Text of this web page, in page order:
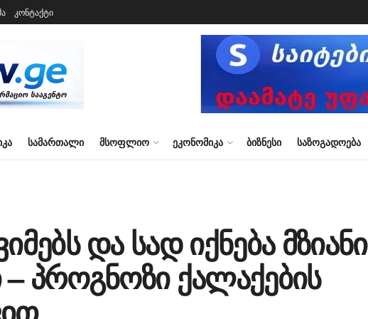
კონტაქტი
ᲡᲐᲛᲐᲠᲗᲐᲚᲘ ᲛᲡᲝᲤᲚᲘᲝ ᲔᲙᲝᲜᲝᲛᲘᲙᲐ ᲑᲘᲖᲜᲔᲡᲘ ᲡᲐᲖᲝᲒᲐᲓᲝᲔᲑᲐ
და სად იქნება მზიანი
– პროგნოზი ქალაქების